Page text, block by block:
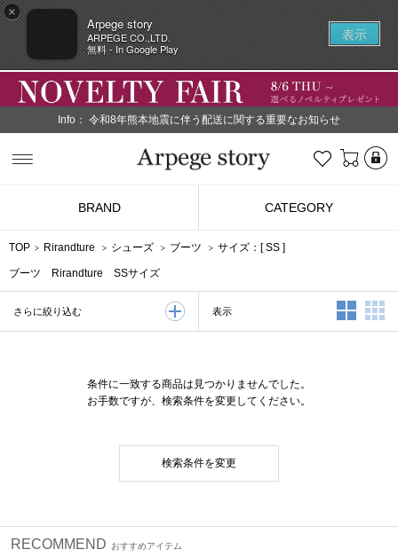
×
Arpege story
ARPEGE CO.,LTD.
無料 - In Google Play
表示
Info： 令和8年熊本地震に伴う配送に関する重要なお知らせ
お気に入り
BRAND CATEGORY
TOP Rirandture シューズ ブーツ サイズ：[SS ]
ブーツ Rirandture SSサイズ
さらに絞り込む 表示 2列表示
条件に一致する商品は見つかりませんでした。
お手数ですが、検索条件を変更してください。
検索条件を変更
RECOMMEND おすすめアイテム